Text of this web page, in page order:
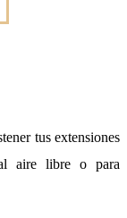
tus extensiones
aire libre o para